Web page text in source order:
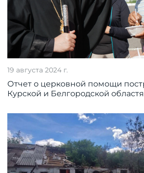
19 августа 2024 г.
Отчет о церковной помощи
Курской и Белгородской